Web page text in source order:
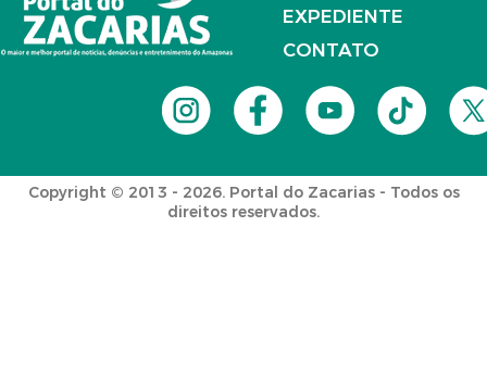
EXPEDIENTE
CONTATO
Copyright © 2013 - 2026. Portal do Zacarias - Todos os
direitos reservados.